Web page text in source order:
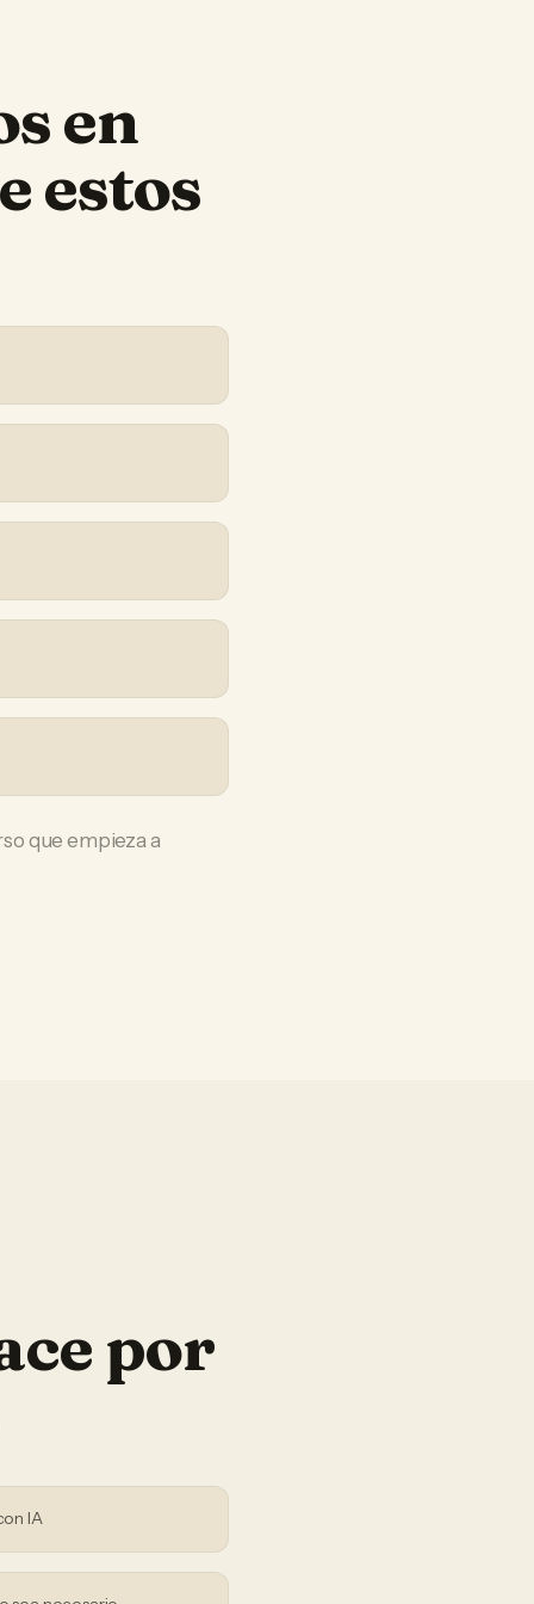
en
estos
que empieza a
por
IA